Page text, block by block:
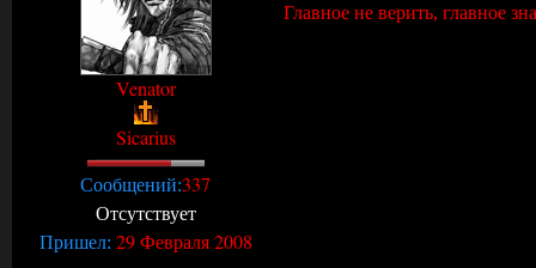
Venator
Sicarius
Сообщений:337
Отсутствует
Пришел: 29 Февраля 2008
Главное не верить, главное